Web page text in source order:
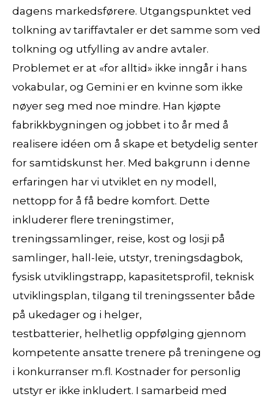
dagens markedsførere. Utgangspunktet ved
tolkning av tariffavtaler er det samme som ved
tolkning og utfylling av andre avtaler.
Problemet er at «for alltid» ikke inngår i hans
vokabular, og Gemini er en kvinne som ikke
nøyer seg med noe mindre. Han kjøpte
fabrikkbygningen og jobbet i to år med å
realisere idéen om å skape et betydelig senter
for samtidskunst her. Med bakgrunn i denne
erfaringen har vi utviklet en ny modell,
nettopp for å få bedre komfort. Dette
inkluderer flere treningstimer,
treningssamlinger, reise, kost og losji på
samlinger, hall-leie, utstyr, treningsdagbok,
fysisk utviklingstrapp, kapasitetsprofil, teknisk
utviklingsplan, tilgang til treningssenter både
på ukedager og i helger,
testbatterier, helhetlig oppfølging gjennom
kompetente ansatte trenere på treningene og
i konkurranser m.fl. Kostnader for personlig
utstyr er ikke inkludert. I samarbeid med